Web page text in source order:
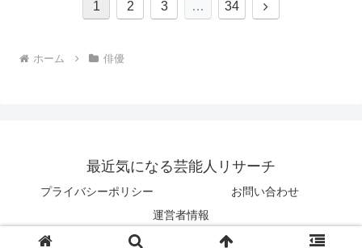
1 2 3 … 34
次
ホーム 俳優
最近気になる芸能人リサーチ
プライバシーポリシー
お問い合わせ
運営者情報
© 2023 最近気になる芸能人リサーチ.